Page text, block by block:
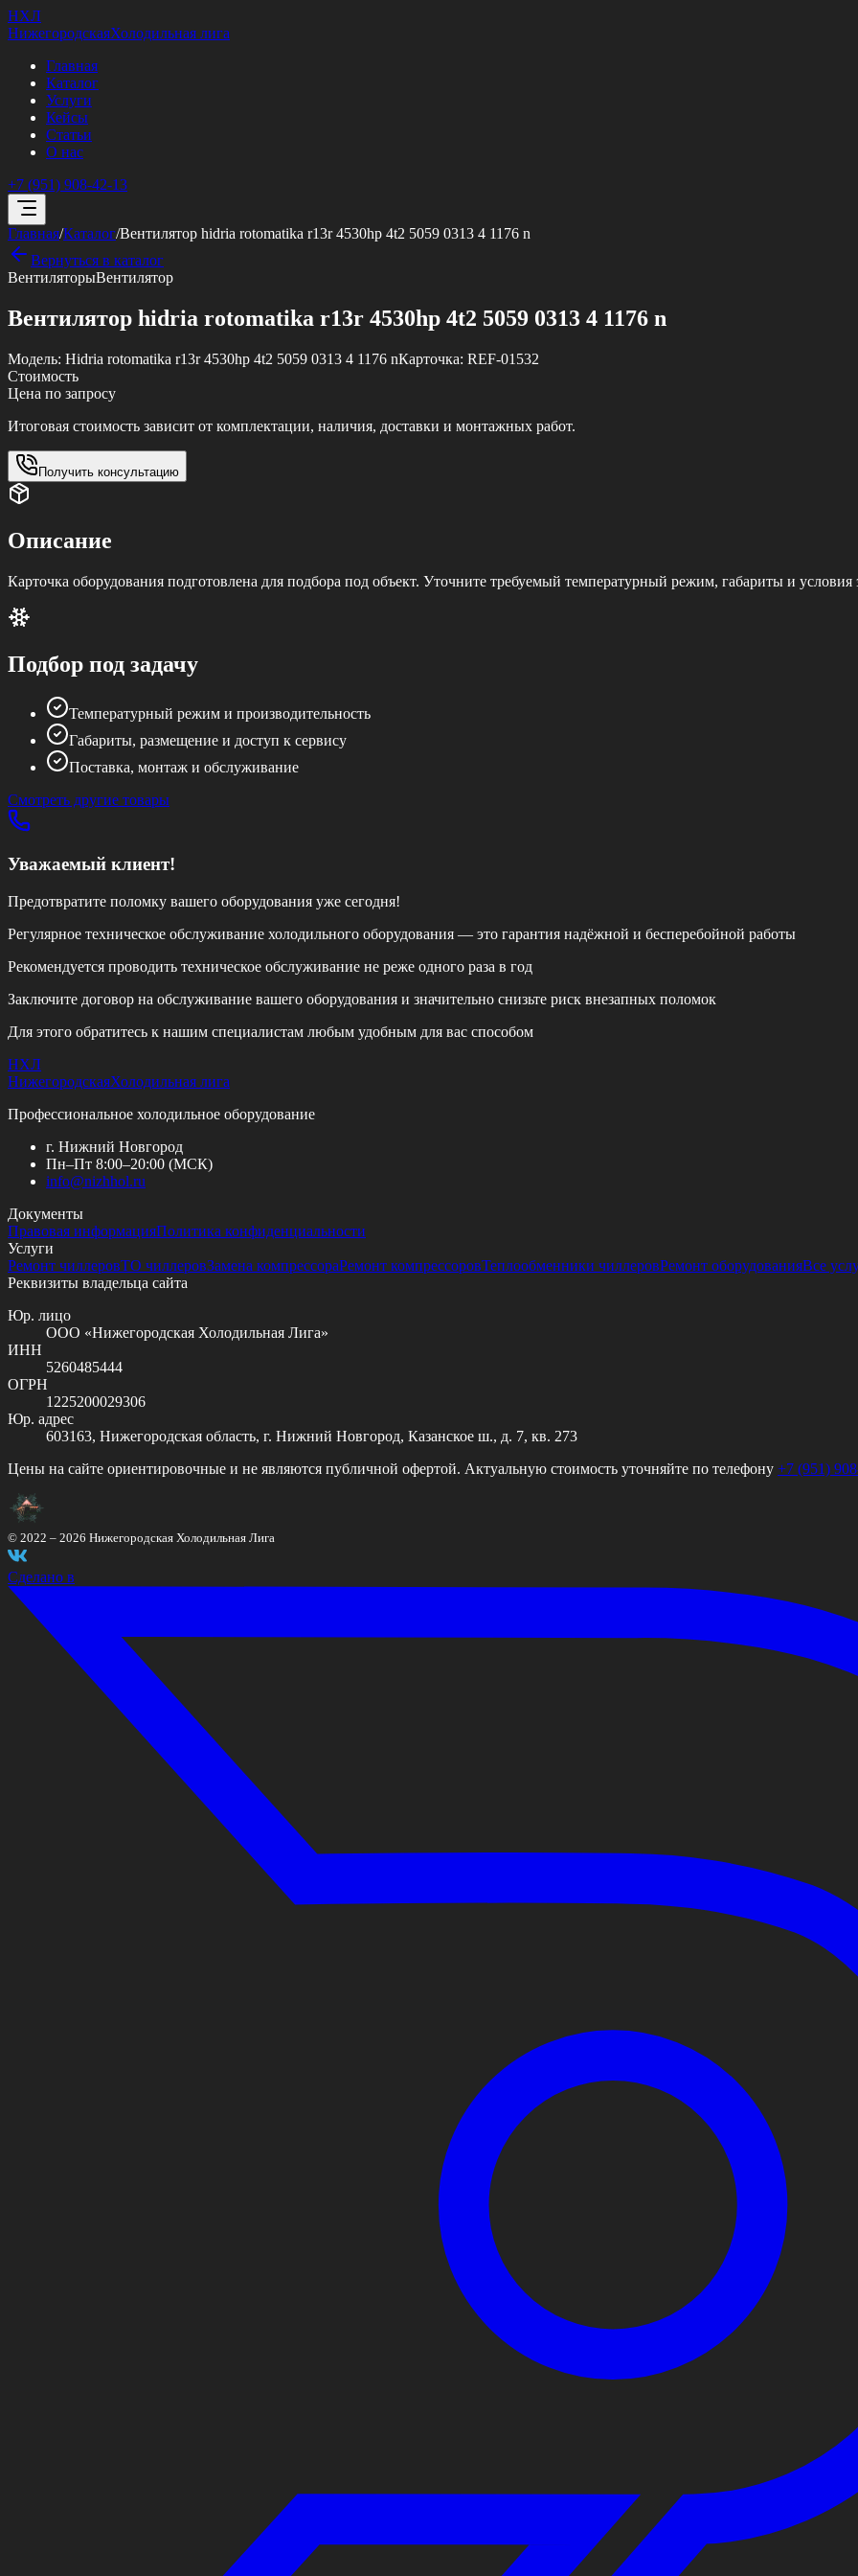
НХЛ
НижегородскаяХолодильная лига
Главная
Каталог
Услуги
Кейсы
Статьи
О нас
+7 (951) 908-42-13
Главная/Каталог/Вентилятор hidria rotomatika r13r 4530hp 4t2 5059 0313 4 1176 n
Вернуться в каталог
ВентиляторыВентилятор
Вентилятор hidria rotomatika r13r 4530hp 4t2 5059 0313 4 1176 n
Модель: Hidria rotomatika r13r 4530hp 4t2 5059 0313 4 1176 nКарточка: REF-01532
Стоимость
Цена по запросу
Итоговая стоимость зависит от комплектации, наличия, доставки и монтажных работ.
Получить консультацию
Описание
Карточка оборудования подготовлена для подбора под объект. Уточните требуемый температурный режим, габариты и
Подбор под задачу
Температурный режим и производительность
Габариты, размещение и доступ к сервису
Поставка, монтаж и обслуживание
Смотреть другие товары
Уважаемый клиент!
Предотвратите поломку вашего оборудования уже сегодня!
Регулярное техническое обслуживание холодильного оборудования — это гарантия надёжной и бесперебойной работы
Рекомендуется проводить техническое обслуживание не реже одного раза в год
Заключите договор на обслуживание вашего оборудования и значительно снизьте риск внезапных поломок
Для этого обратитесь к нашим специалистам любым удобным для вас способом
НХЛ
НижегородскаяХолодильная лига
Профессиональное холодильное оборудование
г. Нижний Новгород
Пн–Пт 8:00–20:00 (МСК)
info@nizhhol.ru
Документы
Правовая информацияПолитика конфиденциальности
Услуги
Ремонт чиллеровТО чиллеровЗамена компрессораРемонт компрессоровТеплообменники чиллеровРемонт оборудованияВсе
Реквизиты владельца сайта
Юр. лицо
ООО «Нижегородская Холодильная Лига»
ИНН
5260485444
ОГРН
1225200029306
Юр. адрес
603163, Нижегородская область, г. Нижний Новгород, Казанское ш., д. 7, кв. 273
Цены на сайте ориентировочные и не являются публичной офертой. Актуальную стоимость уточняйте по телефону +7 (951)
© 2022 – 2026 Нижегородская Холодильная Лига
Сделано в